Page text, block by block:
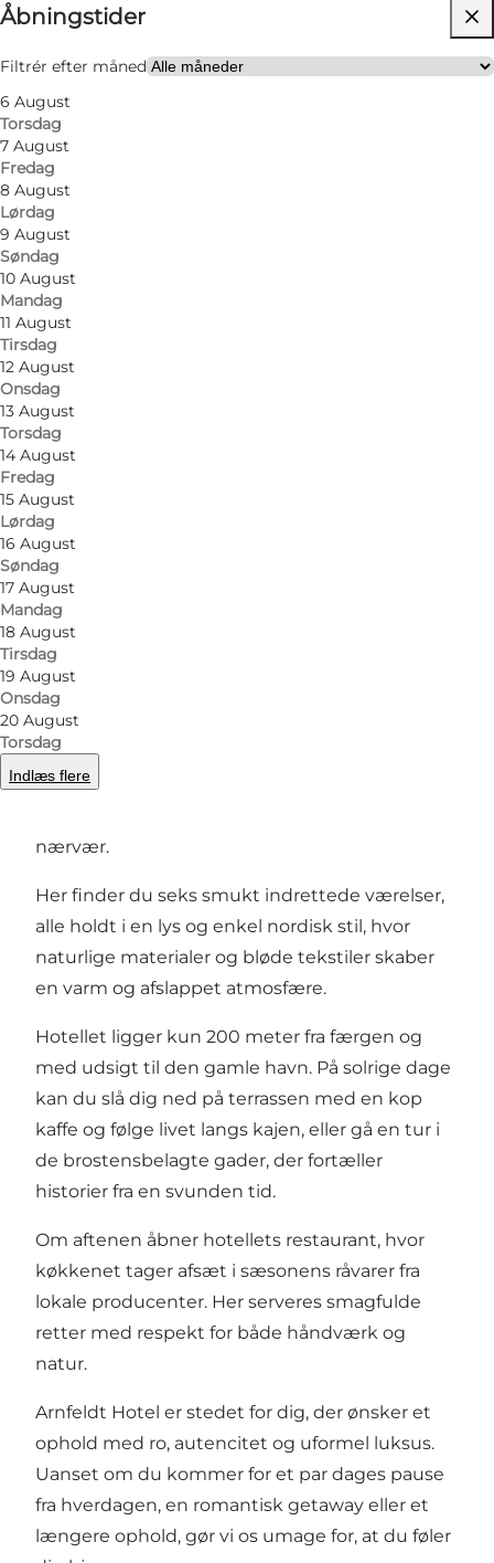
Åbningstider
Filtrér efter måned
6 August
Torsdag
7 August
Fredag
8 August
Lørdag
9 August
Søndag
10 August
Mandag
11 August
Tirsdag
12 August
Onsdag
13 August
Torsdag
14 August
Fredag
15 August
Lørdag
16 August
Søndag
17 August
Mandag
18 August
Tirsdag
19 August
Onsdag
20 August
Torsdag
Indlæs flere
Besøg hjemmeside
Hunde tilladt
Foto
I Ærøskøbings gamle bydel ligger Arnfeldt
nærvær.
Her finder du seks smukt indrettede værelser,
alle holdt i en lys og enkel nordisk stil, hvor
naturlige materialer og bløde tekstiler skaber
en varm og afslappet atmosfære.
Hotellet ligger kun 200 meter fra færgen og
med udsigt til den gamle havn. På solrige dage
kan du slå dig ned på terrassen med en kop
kaffe og følge livet langs kajen, eller gå en tur i
de brostensbelagte gader, der fortæller
historier fra en svunden tid.
Om aftenen åbner hotellets restaurant, hvor
køkkenet tager afsæt i sæsonens råvarer fra
lokale producenter. Her serveres smagfulde
retter med respekt for både håndværk og
natur.
Arnfeldt Hotel er stedet for dig, der ønsker et
ophold med ro, autencitet og uformel luksus.
Uanset om du kommer for et par dages pause
fra hverdagen, en romantisk getaway eller et
længere ophold, gør vi os umage for, at du føler